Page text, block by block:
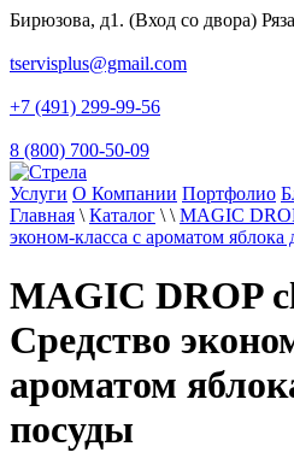
Бирюзова, д1. (Вход со двора)
tservisplus@gmail.com
+7 (491) 299-99-56
8 (800) 700-50-09
Услуги О Компании Портфолио
Главная \ Каталог \ \ MAGIC
эконом-класса с ароматом
MAGIC DROP
Средство
ароматом
посуды